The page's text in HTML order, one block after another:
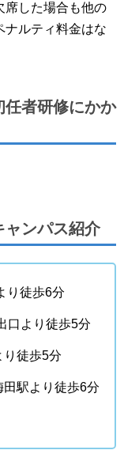
席した場合も他の
ナルティ料金はな
任者研修にかか
ャンパス紹介
り徒歩6分
口より徒歩5分
徒歩5分
駅より徒歩6分